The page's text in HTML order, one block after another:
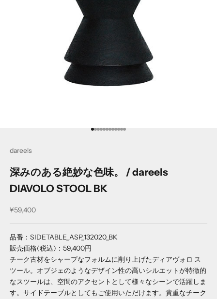
項目に移動する
項目に移動する
項目に移動する
項目に移動する
項目に移動する
項目に移動する
項目に移動する
項目に移動する
項目に移動する
項目に移動する
項目に移動する
項目に移動する
dareels
深みのある絶妙な色味。 / dareels
DIAVOLO STOOL BK
セール価格
¥59,400
品番：SIDETABLE_ASP_132020_BK
販売価格(税込)：59,400円
チーク古材をシャープなフォルムに削り上げたディアヴォロ ス
ツール。オブジェのようなデザイン性の高いシルエットが特徴的
なスツールは、空間のアクセントとして様々なシーンで活躍しま
す。サイドテーブルとしてもご使用いただけます。貴重なチーク